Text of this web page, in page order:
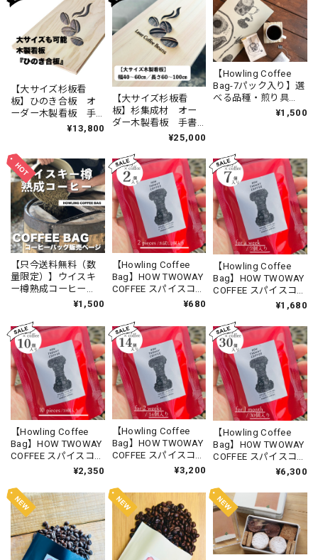
ーメイド レーザー
彫刻 オリジナル
DIY
【大サイズ杉板看
板】ひのき合板 オ
ーダー木製看板 手
書きイメージOK 立
ド レーザー彫刻
オリジナル DIY
¥13,800
【大サイズ杉板看
板】杉集成材 オー
ダー木製看板 手書
きイメージOK 立て
刻 オーダーメイ
ド レーザー彫刻
オリジナル DIY
¥25,000
【Howling Coffee
Bag-7パック入り】選
べる品種・煎り具
合 珈琲 コーヒー
¥1,500
【只今送料無料（数
量限定）】ウイスキ
ー樽熟成コーヒー
【Howling Coffee
ド コーヒーバッグ
¥1,500
【Howling Coffee
Bag】HOW TWOWAY
COFFEE スパイスコー
ヒー＆コーヒーチャ
コーヒーバッグ #港
屋漢方堂
¥680
【Howling Coffee
Bag】HOW TWOWAY
COFFEE スパイスコー
ヒー＆コーヒーチャ
コーヒーバッグ #港
屋漢方堂
¥1,680
【Howling Coffee
Bag】HOW TWOWAY
COFFEE スパイスコー
ヒー＆コーヒーチャ
コーヒーバッグ #港
屋漢方堂
¥2,350
【Howling Coffee
Bag】HOW TWOWAY
COFFEE スパイスコー
ヒー＆コーヒーチャ
コーヒーバッグ #港
屋漢方堂
¥3,200
【Howling Coffee
Bag】HOW TWOWAY
COFFEE スパイスコー
ヒー＆コーヒーチャ
コーヒーバッグ #港
屋漢方堂
¥6,300